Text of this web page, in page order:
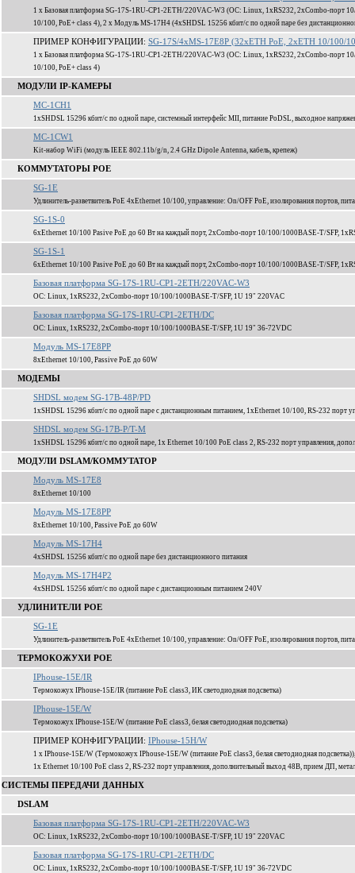
1 x Базовая платформа SG-17S-1RU-CP1-2ETH/220VAC-W3 (ОС: Linux, 1xRS232, 2xCombo-порт
10/100, PoE+ class 4), 2 x Модуль MS-17H4 (4xSHDSL 15256 кбит/c по одной паре без
ПРИМЕР КОНФИГУРАЦИИ: SG-17S/4xMS-17E8P (32xETH PoE, 2xETH 10/100/
1 x Базовая платформа SG-17S-1RU-CP1-2ETH/220VAC-W3 (ОС: Linux, 1xRS232, 2xCombo-порт
10/100, PoE+ class 4)
МОДУЛИ IP-КАМЕРЫ
MC-1CH1
1xSHDSL 15296 кбит/c по одной паре, системный интерфейс MII, питание PoDSL, выходное
MC-1CW1
Kit-набор WiFi (модуль IEEE 802.11b/g/n, 2.4 GHz Dipole Antenna, кабель, крепеж)
КОММУТАТОРЫ POE
SG-1E
Удлинитель-разветвитель PoE 4xEthernet 10/100, управление: On/OFF PoE, изолирования портов,
SG-1S-0
6xEthernet 10/100 Pasive PoE до 60 Вт на каждый порт, 2xCombo-порт 10/100/1000BASE-T/SFP,
SG-1S-1
6xEthernet 10/100 Pasive PoE до 60 Вт на каждый порт, 2xCombo-порт 10/100/1000BASE-T/SFP,
Базовая платформа SG-17S-1RU-CP1-2ETH/220VAC-W3
ОС: Linux, 1xRS232, 2xCombo-порт 10/100/1000BASE-T/SFP, 1U 19" 220VAC
Базовая платформа SG-17S-1RU-CP1-2ETH/DC
ОС: Linux, 1xRS232, 2xCombo-порт 10/100/1000BASE-T/SFP, 1U 19" 36-72VDC
Модуль MS-17E8PP
8xEthernet 10/100, Passive PoE до 60W
МОДЕМЫ
SHDSL модем SG-17B-48P/PD
1xSHDSL 15296 кбит/c по одной паре с дистанционным питанием, 1xEthernet 10/100, RS-232 порт
SHDSL модем SG-17B-P/T-M
1xSHDSL 15296 кбит/c по одной паре, 1x Ethernet 10/100 PoE class 2, RS-232 порт управления,
МОДУЛИ DSLAM/КОММУТАТОР
Модуль MS-17E8
8xEthernet 10/100
Модуль MS-17E8PP
8xEthernet 10/100, Passive PoE до 60W
Модуль MS-17H4
4xSHDSL 15256 кбит/c по одной паре без дистанционного питания
Модуль MS-17H4P2
4xSHDSL 15256 кбит/c по одной паре c дистанционным питанием 240V
УДЛИНИТЕЛИ POE
SG-1E
Удлинитель-разветвитель PoE 4xEthernet 10/100, управление: On/OFF PoE, изолирования портов,
ТЕРМОКОЖУХИ POE
IPhouse-15E/IR
Термокожух IPhouse-15E/IR (питание PoE class3, ИК светодиодная подсветка)
IPhouse-15E/W
Термокожух IPhouse-15E/W (питание PoE class3, белая светодиодная подсветка)
ПРИМЕР КОНФИГУРАЦИИ: IPhouse-15H/W
1 x IPhouse-15E/W (Термокожух IPhouse-15E/W (питание PoE class3, белая светодиодная
1x Ethernet 10/100 PoE class 2, RS-232 порт управления, дополнительный выход 48В, прием ДП,
СИСТЕМЫ ПЕРЕДАЧИ ДАННЫХ
DSLAM
Базовая платформа SG-17S-1RU-CP1-2ETH/220VAC-W3
ОС: Linux, 1xRS232, 2xCombo-порт 10/100/1000BASE-T/SFP, 1U 19" 220VAC
Базовая платформа SG-17S-1RU-CP1-2ETH/DC
ОС: Linux, 1xRS232, 2xCombo-порт 10/100/1000BASE-T/SFP, 1U 19" 36-72VDC